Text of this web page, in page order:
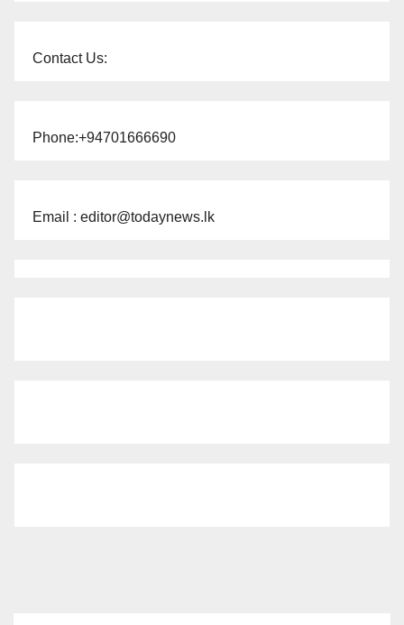
Contact Us:
Phone:+94701666690
Email : editor@todaynews.lk